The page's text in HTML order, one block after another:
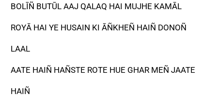
BOLĪÑ BUTŪL AAJ QALAQ HAI MUJHE KAMĀL
ROYĀ HAI YE HUSAIN KI ĀÑKHEÑ HAIÑ DONOÑ
LAAL
AATE HAIÑ HAÑSTE ROTE HUE GHAR MEÑ JAATE
HAIÑ